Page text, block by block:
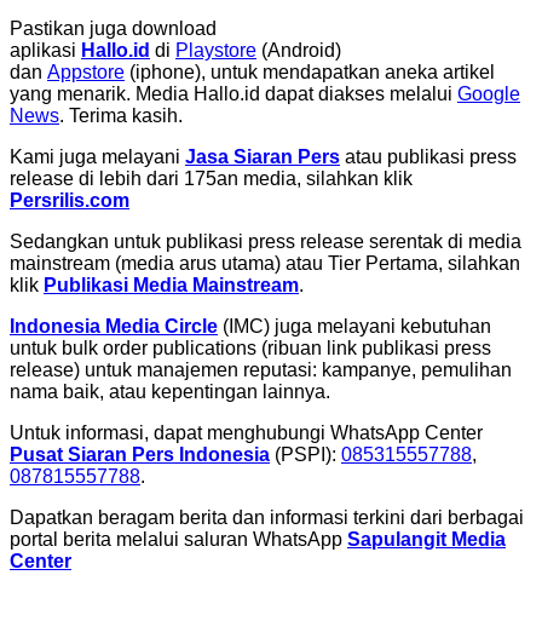
Pastikan juga download
aplikasi Hallo.id di Playstore (Android)
dan Appstore (iphone), untuk mendapatkan aneka artikel
yang menarik. Media Hallo.id dapat diakses melalui Google
News. Terima kasih.
Kami juga melayani Jasa Siaran Pers atau publikasi press
release di lebih dari 175an media, silahkan klik
Persrilis.com
Sedangkan untuk publikasi press release serentak di media
mainstream (media arus utama) atau Tier Pertama, silahkan
klik Publikasi Media Mainstream.
Indonesia Media Circle (IMC) juga melayani kebutuhan
untuk bulk order publications (ribuan link publikasi press
release) untuk manajemen reputasi: kampanye, pemulihan
nama baik, atau kepentingan lainnya.
Untuk informasi, dapat menghubungi WhatsApp Center
Pusat Siaran Pers Indonesia (PSPI): 085315557788,
087815557788.
Dapatkan beragam berita dan informasi terkini dari berbagai
portal berita melalui saluran WhatsApp Sapulangit Media
Center